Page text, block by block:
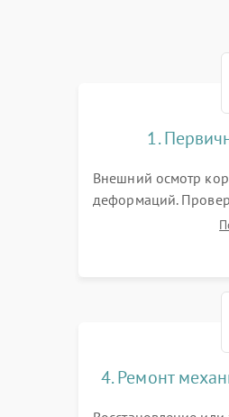
1.
Внешний осмотр
деформаций.
объектива и
4. Ремонт